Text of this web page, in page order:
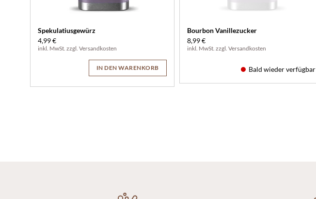
Spekulatiusgewürz
4,99 €
inkl. MwSt. zzgl. Versandkosten
IN DEN WARENKORB
Bourbon Vanillezucker
8,99 €
inkl. MwSt. zzgl. Versandkosten
Bald wieder verfügbar